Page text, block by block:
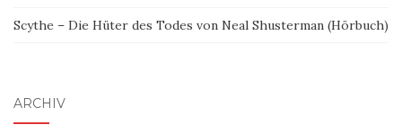
Scythe – Die Hüter des Todes von Neal Shusterman (Hörbuch)
ARCHIV